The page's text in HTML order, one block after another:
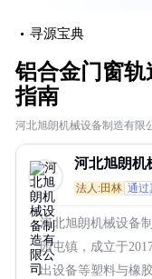
寻源宝典
铝合金门窗
指南
河北旭朗机械设备制造有限
河北旭朗机
法人:田林 通过
河北旭朗机械设备
园屯镇，成立于
出设备等塑料与橡